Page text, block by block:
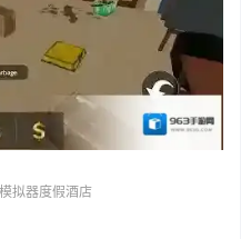
拟器度假酒店